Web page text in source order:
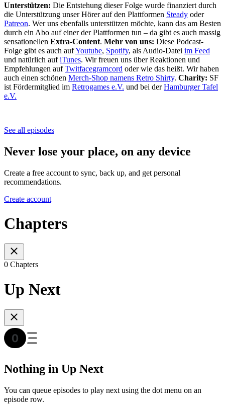
Unterstützen: Die Entstehung dieser Folge wurde finanziert durch
die Unterstützung unser Hörer auf den Plattformen Steady oder
Patreon. Wer uns ebenfalls unterstützen möchte, kann das am Besten
durch ein Abo auf einer der Plattformen tun – da gibt es auch massig
sensationellen Extra-Content. Mehr von uns: Diese Podcast-
Folge gibt es auch aufYoutube, Spotify, als Audio-Datei im Feed
und natürlich aufiTunes. Wir freuen uns über Reaktionen und
Empfehlungen aufTwitfacegramcord oder wie das heißt. Wir haben
auch einen schönen Merch-Shop namens Retro Shirty. Charity: SF
ist Fördermitglied im Retrogames e.V. und bei derHamburger Tafel
e.V.
See all episodes
Never lose your place, on any device
Create a free account to sync, back up, and get personal
recommendations.
Create account
Chapters
0 Chapters
Up Next
Nothing in Up Next
You can queue episodes to play next using the dot menu on an
episode row.